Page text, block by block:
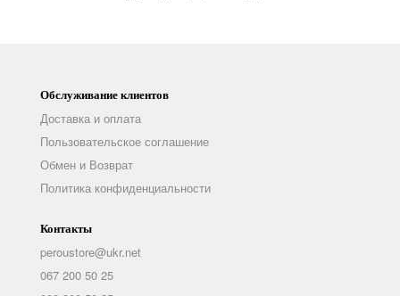
Обслуживание клиентов
Доставка и оплата
Пользовательское соглашение
Обмен и Возврат
Политика конфиденциальности
Контакты
peroustore@ukr.net
067 200 50 25